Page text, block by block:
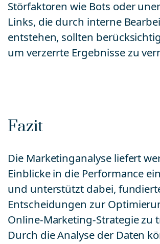
Störfaktoren wie Bots oder
Links, die durch interne
entstehen, sollten
um verzerrte Ergebnisse zu
Fazit
Die Marketinganalyse liefert
Einblicke in die Performance
und unterstützt dabei,
Entscheidungen zur
Online-Marketing-Strategie zu
Durch die Analyse der Daten